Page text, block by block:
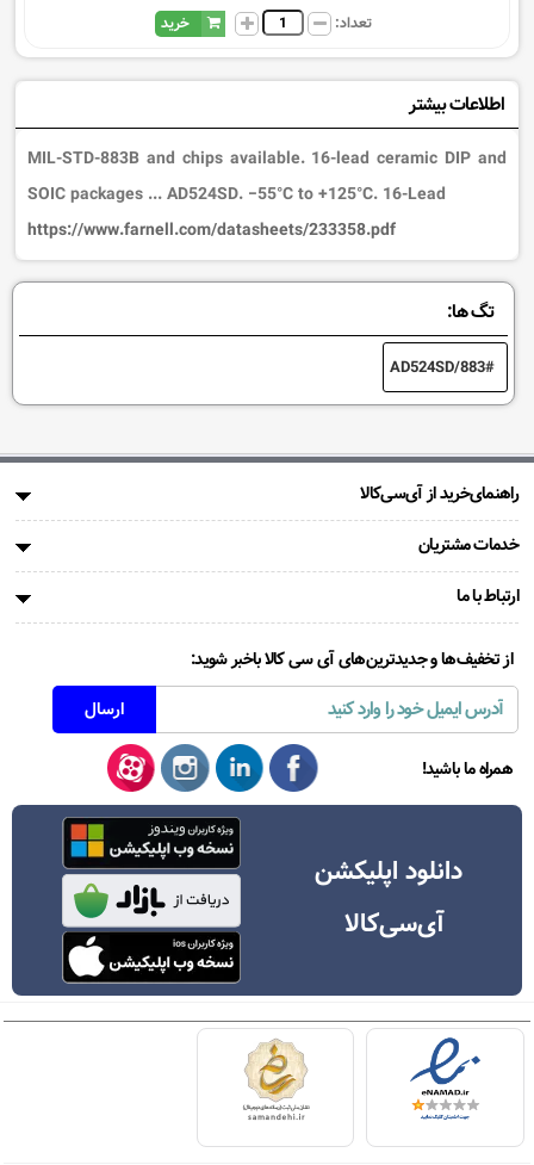
تعداد: خرید
اطلاعات بیشتر
MIL-STD-883B and chips available. 16-lead ceramic DIP and
SOIC packages ... AD524SD. −55°C to +125°C. 16-Lead
https://www.farnell.com/datasheets/233358.pdf
تگ ها:
AD524SD/883
راهنمای‌خرید از آی‌سی‌کالا
خدمات مشتریان
ارتباط با ما
از تخفیف‌ها و جدیدترین‌های آی سی کالا باخبر شوید:
همراه ما باشید!
دانلود اپلیکشن
آی‌سی‌کالا